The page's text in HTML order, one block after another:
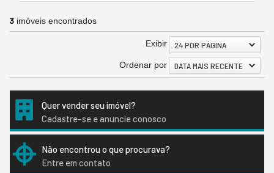
3 imóveis encontrados
Exibir 24 POR PÁGINA
Ordenar por DATA MAIS RECENTE
Quer vender seu imóvel?
Cadastre-se e anuncie conosco
Não encontrou o que procurava?
Entre em contato